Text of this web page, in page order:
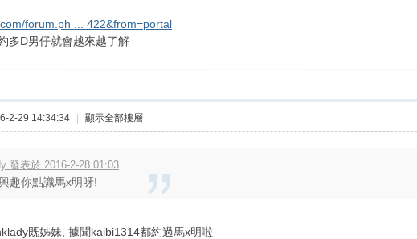
forum.ph ... 422&from=portal
多D男仔就會越來越了解
2-29 14:34:34 | 顯示全部樓層
發表於 2016-2-28 01:03
趣你點識馬x明呀!
既姊妹, 據聞kaibi1314都約過馬x明啦